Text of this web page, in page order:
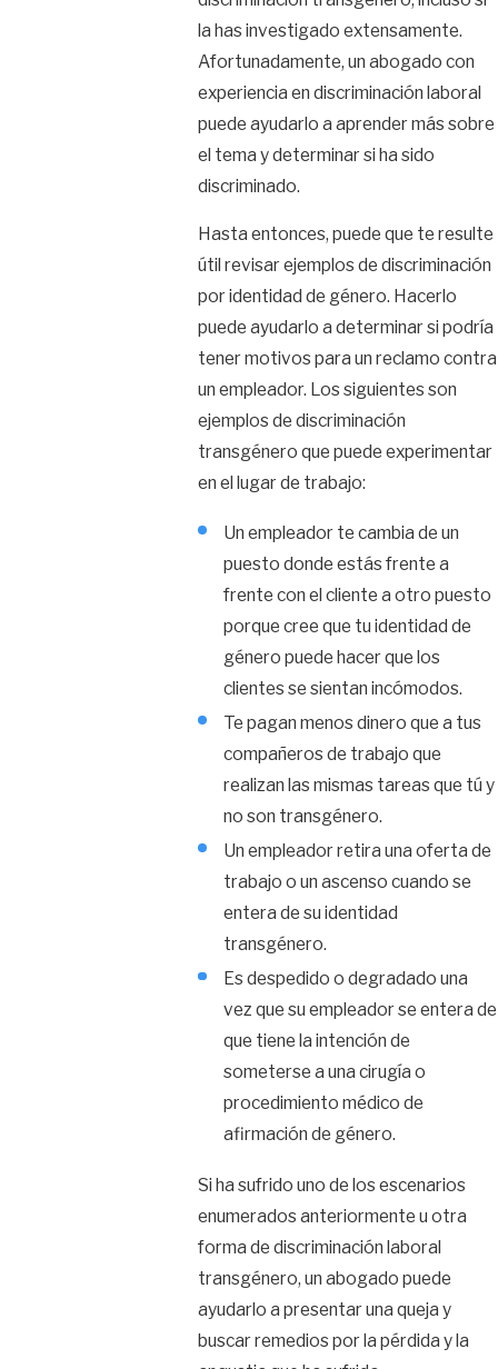
la has investigado extensamente.
Afortunadamente, un abogado con
experiencia en discriminación laboral
puede ayudarlo a aprender más sobre
el tema y determinar si ha sido
discriminado.
Hasta entonces, puede que te resulte
útil revisar ejemplos de discriminación
por identidad de género. Hacerlo
puede ayudarlo a determinar si podría
tener motivos para un reclamo contra
un empleador. Los siguientes son
ejemplos de discriminación
transgénero que puede experimentar
en el lugar de trabajo:
Un empleador te cambia de un
puesto donde estás frente a
frente con el cliente a otro puesto
porque cree que tu identidad de
género puede hacer que los
clientes se sientan incómodos.
Te pagan menos dinero que a tus
compañeros de trabajo que
realizan las mismas tareas que tú y
no son transgénero.
Un empleador retira una oferta de
trabajo o un ascenso cuando se
entera de su identidad
transgénero.
Es despedido o degradado una
vez que su empleador se entera de
que tiene la intención de
someterse a una cirugía o
procedimiento médico de
afirmación de género.
Si ha sufrido uno de los escenarios
enumerados anteriormente u otra
forma de discriminación laboral
transgénero, un abogado puede
ayudarlo a presentar una queja y
buscar remedios por la pérdida y la